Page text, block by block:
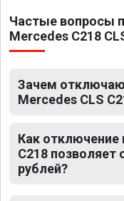
Частые вопросы
Mercedes C218
Зачем
Mercedes CLS
Как отключение
C218 позволяет
рублей?